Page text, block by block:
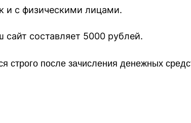
и с физическими лицами.
наш сайт составляет
строго после зачисления денежных